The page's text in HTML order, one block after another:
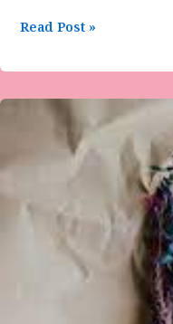
Read Post »
ಬಿ.ಟಿ.ನಾಯಕ್
ಕವಿಯಮನ